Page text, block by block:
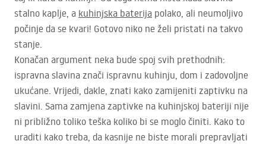
stalno kaplje, a kuhinjska baterija polako, ali neumoljivo
počinje da se kvari! Gotovo niko ne želi pristati na takvo
stanje.
Konačan argument neka bude spoj svih prethodnih:
ispravna slavina znači ispravnu kuhinju, dom i zadovoljne
ukućane. Vrijedi, dakle, znati kako zamijeniti zaptivku na
slavini. Sama zamjena zaptivke na kuhinjskoj bateriji nije
ni približno toliko teška koliko bi se moglo činiti. Kako to
uraditi kako treba, da kasnije ne biste morali prepravljati